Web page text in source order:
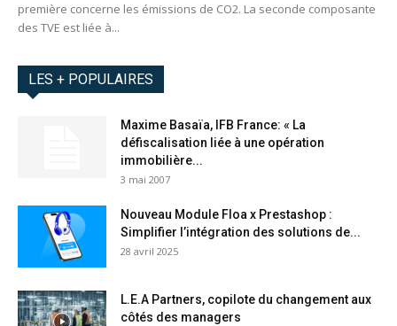
première concerne les émissions de CO2. La seconde composante
des TVE est liée à...
LES + POPULAIRES
Maxime Basaïa, IFB France: « La
défiscalisation liée à une opération
immobilière...
3 mai 2007
Nouveau Module Floa x Prestashop :
Simplifier l’intégration des solutions de...
28 avril 2025
L.E.A Partners, copilote du changement aux
côtés des managers